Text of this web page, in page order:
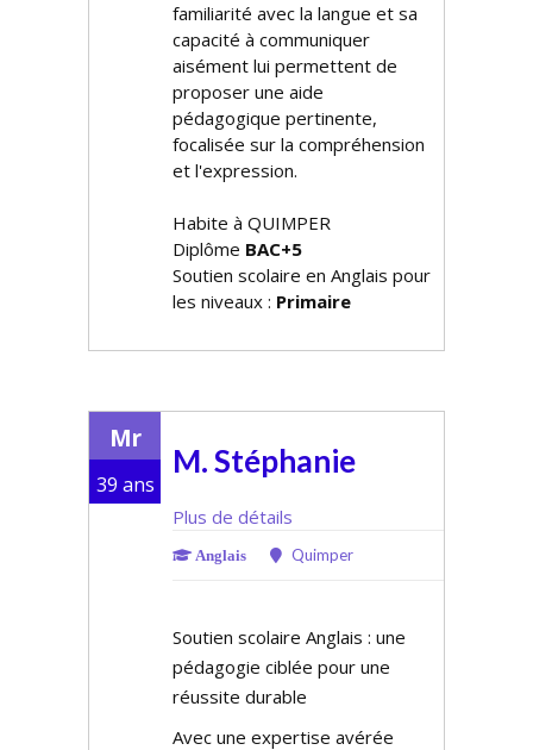
familiarité avec la langue et sa
capacité à communiquer
aisément lui permettent de
proposer une aide
pédagogique pertinente,
focalisée sur la compréhension
et l'expression.
Habite à QUIMPER
Diplôme BAC+5
Soutien scolaire en Anglais pour
les niveaux : Primaire
Mr
39 ans
M. Stéphanie
Plus de détails
Anglais Quimper
Soutien scolaire Anglais : une
pédagogie ciblée pour une
réussite durable
Avec une expertise avérée